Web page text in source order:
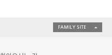
FAMILY SITE